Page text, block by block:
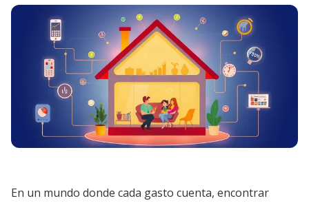
En un mundo donde cada gasto cuenta, encontrar